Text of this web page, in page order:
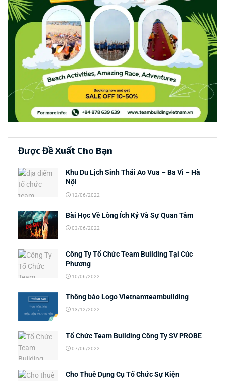
Được Đề Xuất Cho Bạn
Khu Du Lịch Sinh Thái Ao Vua – Ba Vì – Hà
Nội
12/06/2022
Bài Học Về Lòng Ích Kỷ Và Sự Quan Tâm
03/06/2022
Công Ty Tổ Chức Team Building Tại Cúc
Phương
10/06/2022
Thông báo Logo Vietnamteambuilding
13/12/2022
Tổ Chức Team Building Công Ty SV PROBE
07/06/2022
Cho Thuê Dụng Cụ Tổ Chức Sự Kiện